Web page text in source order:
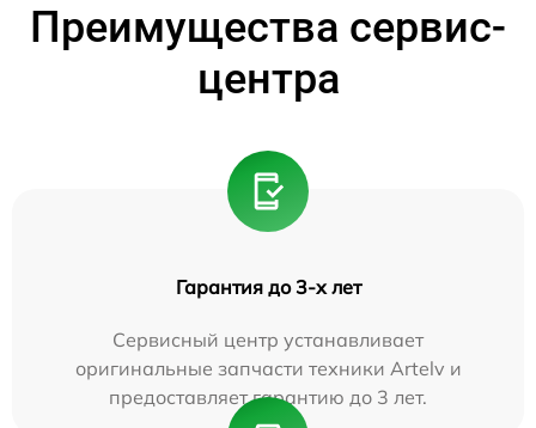
Преимущества сервис-
центра
Гарантия до 3-х лет
Сервисный центр устанавливает
оригинальные запчасти техники Artelv и
предоставляет гарантию до 3 лет.